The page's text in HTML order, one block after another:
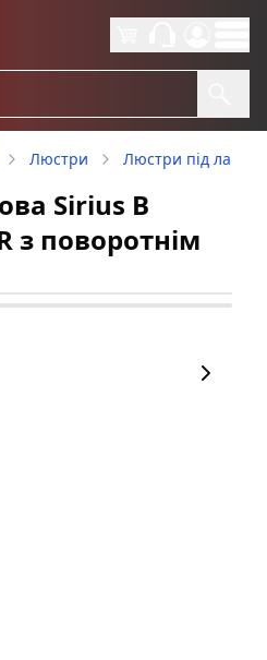
Люстри Люстри під лампу
Sirius B
з поворотнім